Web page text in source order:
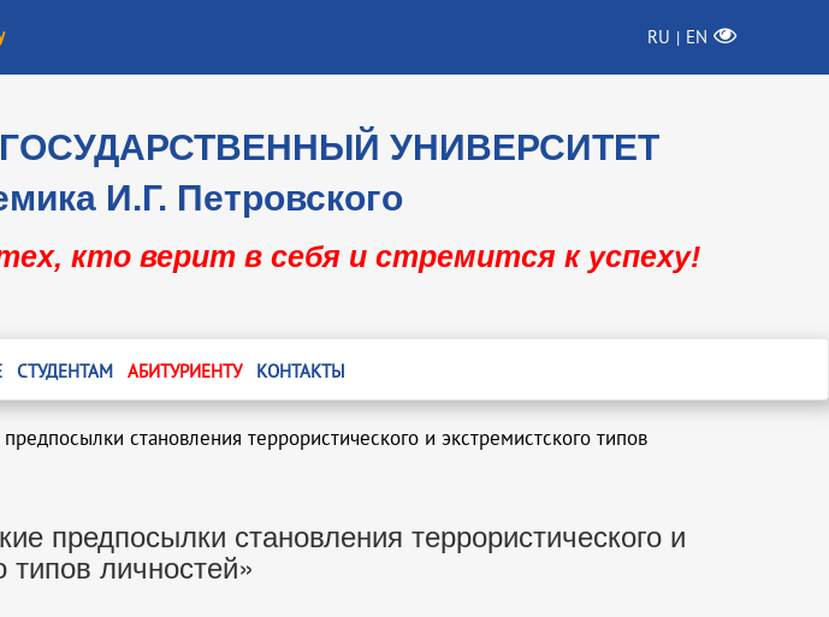
RU | EN
УНИВЕРСИТЕТ
И.Г. Петровского
кто верит в себя и стремится к успеху!
СТУДЕНТАМ АБИТУРИЕНТУ КОНТАКТЫ
становления террористического и экстремистского типов
предпосылки становления террористического и
типов личностей»